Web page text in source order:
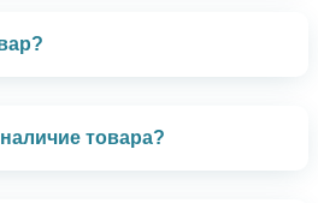
товара?